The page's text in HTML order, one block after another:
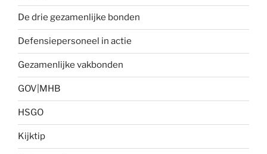
De drie gezamenlijke bonden
Defensiepersoneel in actie
Gezamenlijke vakbonden
GOV|MHB
HSGO
Kijktip